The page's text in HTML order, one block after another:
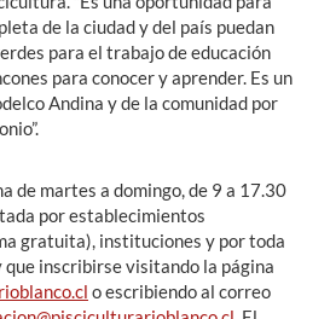
de la ciudad y del país puedan
para el trabajo de educación
para conocer y aprender. Es un
Andina y de la comunidad por
de martes a domingo, de 9 a 17.30
por establecimientos
gratuita), instituciones y por toda
que inscribirse visitando la página
o escribiendo al correo